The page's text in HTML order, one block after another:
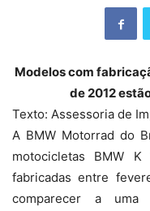
Modelos com
de 2012
Texto: Assessoria de
A BMW Motorrad do
motocicletas BMW
fabricadas entre
comparecer a uma